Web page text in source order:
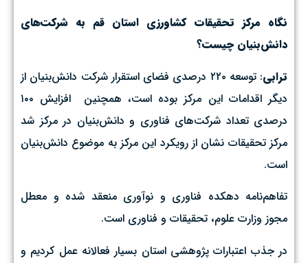
نگاه مرکز تحقیقات کشاورزی استان قم به شرکت‌های
دانش‌بنیان چیست؟
ترابی
: توسعه ۲۲۰ درصدی فضای استقرار شرکت دانش‌بنیان از
دیگر اقدامات این مرکز بوده است، همچنین افزایش ۱۰۰
درصدی تعداد شرکت‌های فناوری و دانش‌بنیان در مرکز شد
مرکز تحقیقات نشان از رویکرد این مرکز به موضوع دانش‌بنیان
است.
تفاهم‌نامه دهکده فناوری و نوآوری منعقد شده و معطل
مجوز وزارت علوم، تحقیقات و فناوری است.
در جذب اعتبارات پژوهشی استان بسیار فعالانه عمل کردیم و